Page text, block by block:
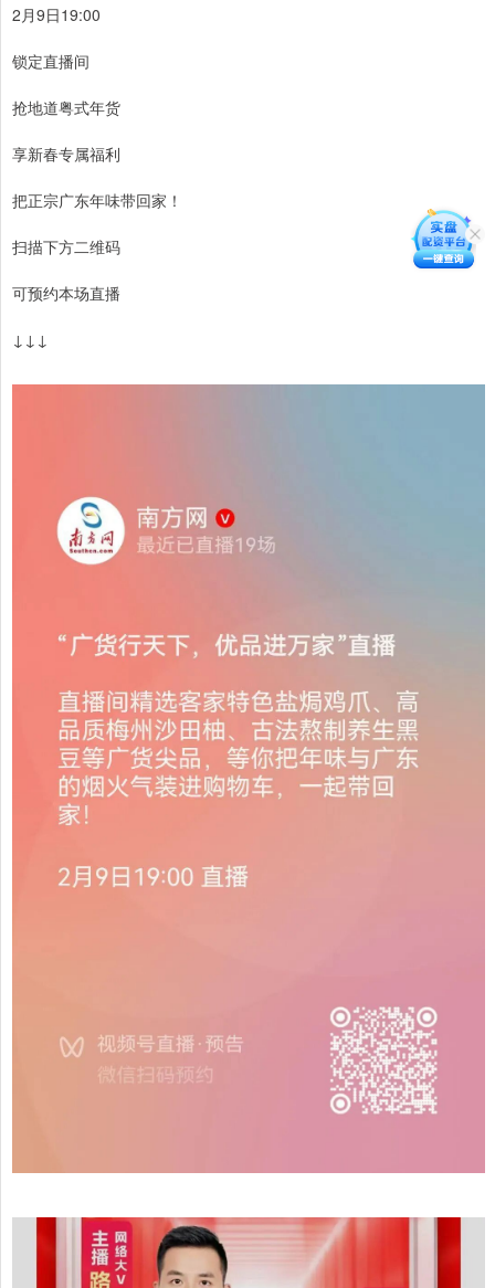
2月9日19:00
锁定直播间
抢地道粤式年货
享新春专属福利
把正宗广东年味带回家！
扫描下方二维码
可预约本场直播
↓↓↓